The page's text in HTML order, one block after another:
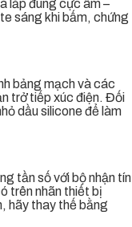
lắp đúng cực âm –
sáng khi bấm, chứng
bảng mạch và các
trở tiếp xúc điện. Đối
dầu silicone để làm
tần số với bộ nhận tín
trên nhãn thiết bị
hãy thay thế bằng